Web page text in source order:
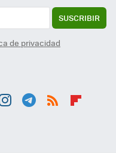
SUSCRIBIR
de privacidad